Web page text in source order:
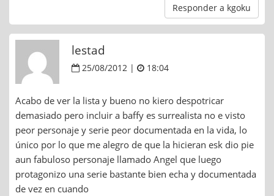
Responder a kgoku
lestad
25/08/2012 | 18:04
Acabo de ver la lista y bueno no kiero despotricar
demasiado pero incluir a baffy es surrealista no e visto
peor personaje y serie peor documentada en la vida, lo
único por lo que me alegro de que la hicieran esk dio pie
aun fabuloso personaje llamado Angel que luego
protagonizo una serie bastante bien echa y documentada
de vez en cuando